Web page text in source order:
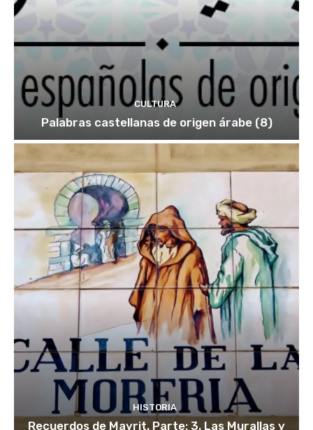
CULTURA
Palabras castellanas de origen árabe (8)
HISTORIA
Recuerdos de Mayrit. Parte: 3. Las Murallas y